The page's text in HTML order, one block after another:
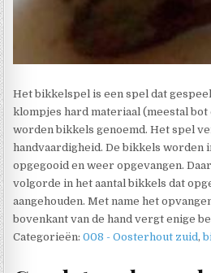
Het bikkelspel is een spel dat
klompjes hard materiaal (meestal bot
worden bikkels genoemd. Het spel
handvaardigheid. De bikkels worden
opgegooid en weer opgevangen.
volgorde in het aantal bikkels dat
aangehouden. Met name het
bovenkant van de hand vergt enige
Categorieën:008 - Oosterhout zuid ,